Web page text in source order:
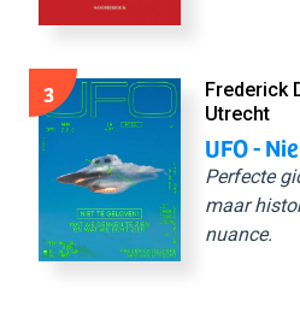
3
Frederick
Utrecht
UFO -
Perfecte
maar
nuance.